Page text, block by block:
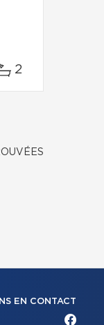
2
EN CONTACT